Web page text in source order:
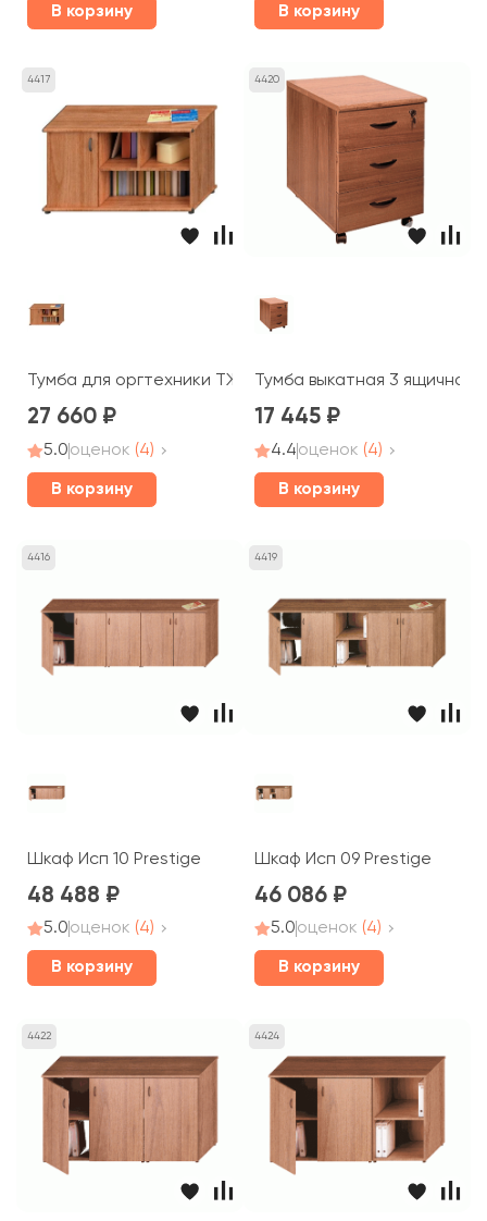
В корзину В корзину
4417
Тумба для оргтехники ТЖ 205 Prestige
27 660
5.0оценок (4)
В корзину
4420
Тумба выкатная 3
17 445
4.4оценок (4)
В корзину
4416
Шкаф Исп 10 Prestige
48 488
5.0оценок (4)
В корзину
4419
Шкаф Исп 09 Prestige
46 086
5.0оценок (4)
В корзину
4422 4424